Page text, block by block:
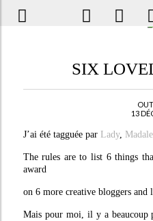
SIX
13
J’ai été tagguée parLady,
The rules are to list 6 things
award
on 6 more creative bloggers and
Mais pour moi, il y a beaucoup